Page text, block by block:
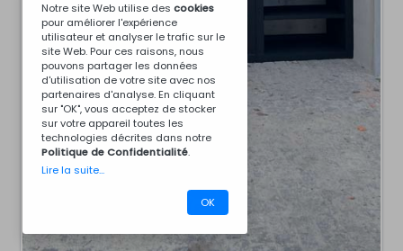
Notre site Web utilise des cookies
pour améliorer l'expérience
utilisateur et analyser le trafic sur le
site Web. Pour ces raisons, nous
pouvons partager les données
d'utilisation de votre site avec nos
partenaires d'analyse. En cliquant
sur "OK", vous acceptez de stocker
sur votre appareil toutes les
technologies décrites dans notre
Politique de Confidentialité.
Lire la suite...
OK